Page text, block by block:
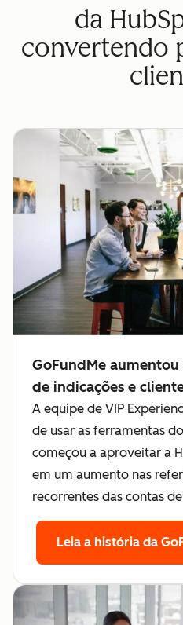
da
convertendo
GoFundMe aumentou
de indicações e
A equipe de VIP
de usar as ferramentas
começou a aproveitar a
em um aumento nas
recorrentes das contas
Leia a história da